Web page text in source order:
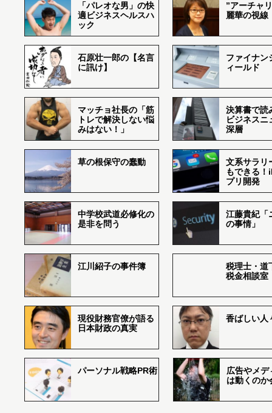
「パレオな男」の快
適ビジネスヘルスハ
ック
”アーチャ
麗華の視線
石原壮一郎の【名言
に訊け】
ファイナン
ィールド
マッチョ社長の「筋
トレで解決しない悩
みはない！」
決算書で読
ビジネスニ
深層
草の根保守の蠢動
文系サラリ
もできる
プリ開発
中学校武道必修化の
是非を問う
江藤貴紀「
の事情」
江川紹子の事件簿
税理士・道
税金相談室
現役財務官僚が語る
日本財政の真実
香ばしい
パーソナル戦略PR術
広告やメデ
は動くのか